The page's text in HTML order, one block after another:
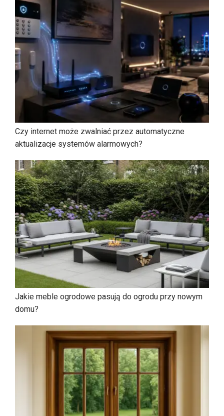
Czy internet może zwalniać przez automatyczne
aktualizacje systemów alarmowych?
Jakie meble ogrodowe pasują do ogrodu przy nowym
domu?